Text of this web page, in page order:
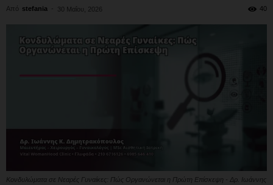
Από stefania - 30 Μαΐου, 2026 40
Κονδυλώματα σε Νεαρές Γυναίκες: Πώς Οργανώνεται η Πρώτη Επίσκεψη - Δρ. Ιωάννης